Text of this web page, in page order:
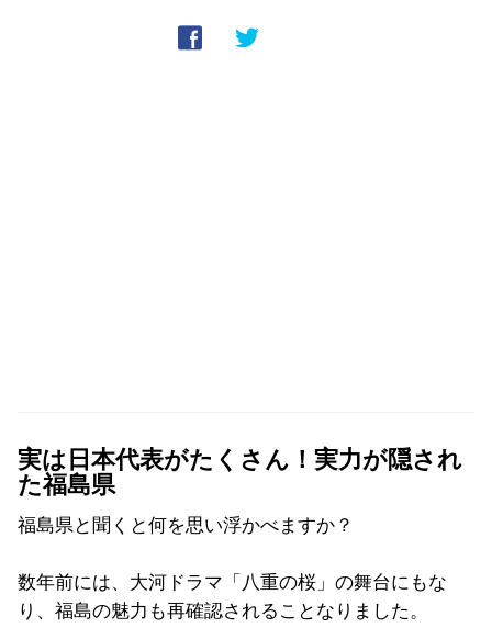
実は日本代表がたくさん！実力が隠され
た福島県
福島県と聞くと何を思い浮かべますか？
数年前には、大河ドラマ「八重の桜」の舞台にもな
り、福島の魅力も再確認されることなりました。